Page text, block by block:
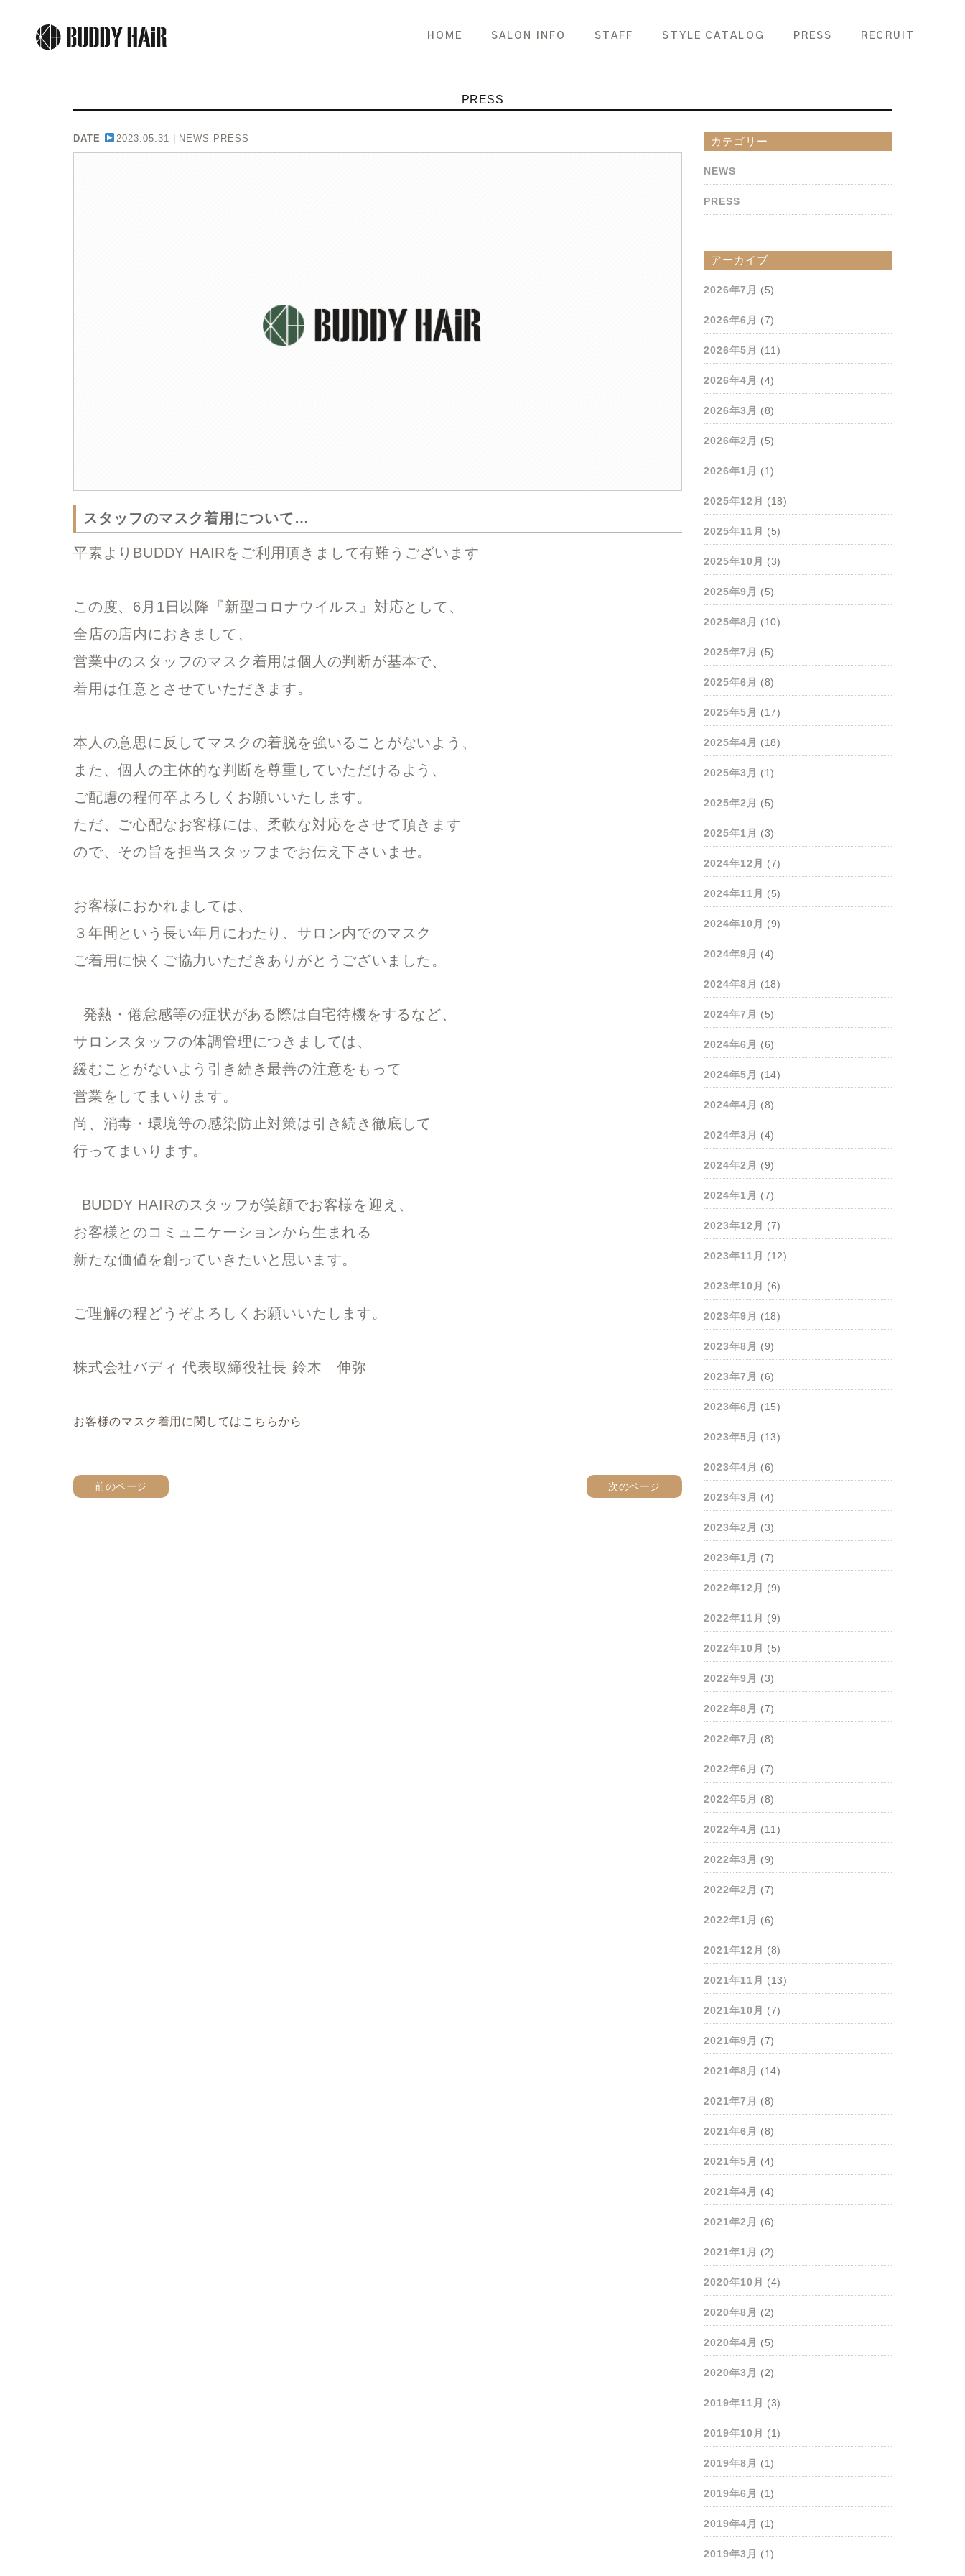
HOME SALON INFO STAFF STYLE CATALOG PRESS RECRUIT
PRESS
DATE 2023.05.31 | NEWS PRESS
スタッフのマスク着用について…
平素よりBUDDY HAIRをご利用頂きまして有難うございます
この度、6月1日以降『新型コロナウイルス』対応として、
全店の店内におきまして、
営業中のスタッフのマスク着用は個人の判断が基本で、
着用は任意とさせていただきます。
本人の意思に反してマスクの着脱を強いることがないよう、
また、個人の主体的な判断を尊重していただけるよう、
ご配慮の程何卒よろしくお願いいたします。
ただ、ご心配なお客様には、柔軟な対応をさせて頂きます
ので、 その旨を担当スタッフまでお伝え下さいませ。
お客様におかれましては、
３年間という長い年月にわたり、 サロン内でのマスク
ご着用に快くご協力いただきありがとうございました。
発熱・倦怠感等の症状がある際は自宅待機をするなど、
サロンスタッフの体調管理につきましては、
緩むことがないよう引き続き最善の注意をもって
営業をしてまいります。
尚、消毒・環境等の感染防止対策は引き続き徹底して
行ってまいります。
BUDDY HAIRのスタッフが笑顔でお客様を迎え、
お客様とのコミュニケーションから生まれる
新たな価値を創っていきたいと思います。
ご理解の程どうぞよろしくお願いいたします。
株式会社バディ 代表取締役社長 鈴木 伸弥
お客様のマスク着用に関してはこちらから
前のページ 次のページ
カテゴリー
NEWS
PRESS
アーカイブ
2026年7月 (5)
2026年6月 (7)
2026年5月 (11)
2026年4月 (4)
2026年3月 (8)
2026年2月 (5)
2026年1月 (1)
2025年12月 (18)
2025年11月 (5)
2025年10月 (3)
2025年9月 (5)
2025年8月 (10)
2025年7月 (5)
2025年6月 (8)
2025年5月 (17)
2025年4月 (18)
2025年3月 (1)
2025年2月 (5)
2025年1月 (3)
2024年12月 (7)
2024年11月 (5)
2024年10月 (9)
2024年9月 (4)
2024年8月 (18)
2024年7月 (5)
2024年6月 (6)
2024年5月 (14)
2024年4月 (8)
2024年3月 (4)
2024年2月 (9)
2024年1月 (7)
2023年12月 (7)
2023年11月 (12)
2023年10月 (6)
2023年9月 (18)
2023年8月 (9)
2023年7月 (6)
2023年6月 (15)
2023年5月 (13)
2023年4月 (6)
2023年3月 (4)
2023年2月 (3)
2023年1月 (7)
2022年12月 (9)
2022年11月 (9)
2022年10月 (5)
2022年9月 (3)
2022年8月 (7)
2022年7月 (8)
2022年6月 (7)
2022年5月 (8)
2022年4月 (11)
2022年3月 (9)
2022年2月 (7)
2022年1月 (6)
2021年12月 (8)
2021年11月 (13)
2021年10月 (7)
2021年9月 (7)
2021年8月 (14)
2021年7月 (8)
2021年6月 (8)
2021年5月 (4)
2021年4月 (4)
2021年2月 (6)
2021年1月 (2)
2020年10月 (4)
2020年8月 (2)
2020年4月 (5)
2020年3月 (2)
2019年11月 (3)
2019年10月 (1)
2019年8月 (1)
2019年6月 (1)
2019年4月 (1)
2019年3月 (1)